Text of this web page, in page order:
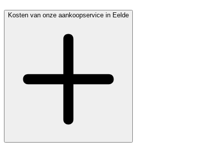
Kosten van onze aankoopservice in Eelde